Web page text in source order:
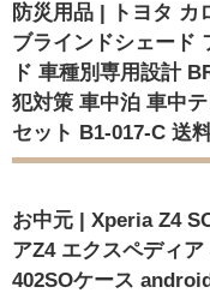
防災用品 | トヨタ カ
ブラインドシェード
ド 車種別専用設計
犯対策 車中泊 車中
セット B1-017-C 送
お中元 | Xperia Z4
アZ4 エクスペディ
402SOケース